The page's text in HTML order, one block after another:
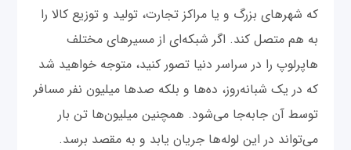
که شهرهای بزرگ و یا مراکز تجارت، تولید و توزیع کالا را
به هم متصل کند. اگر شبکه‌ای از مسیرهای مختلف
هاپرلوپ را در سراسر دنیا تصور کنید، متوجه خواهید شد
که در یک شبانه‌روز، ده‌ها و بلکه صدها میلیون نفر مسافر
توسط آن جابه‌جا می‌شود. همچنین میلیون‌ها تن بار
می‌تواند در این لوله‌ها جریان یابد و به مقصد برسد.